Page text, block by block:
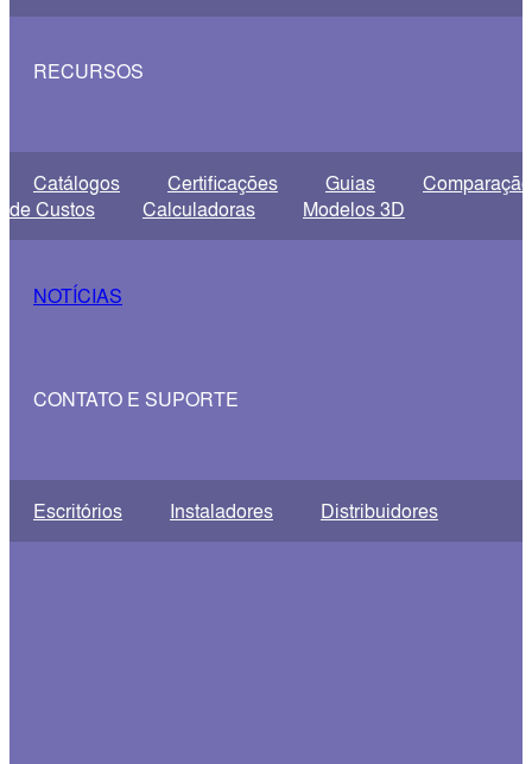
RECURSOS
Catálogos Certificações Guias
Comparação
de Custos
Calculadoras Modelos 3D
NOTÍCIAS
CONTATO E SUPORTE
Escritórios Instaladores Distribuidores